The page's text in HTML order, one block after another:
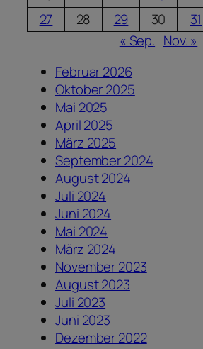
27
28 29 30
31
« Sep. Nov. »
Februar 2026
Oktober 2025
Mai 2025
April 2025
März 2025
September 2024
August 2024
Juli 2024
Juni 2024
Mai 2024
März 2024
November 2023
August 2023
Juli 2023
Juni 2023
Dezember 2022